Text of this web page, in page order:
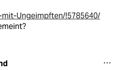
Ungeimpften/!5785640/